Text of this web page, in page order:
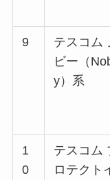
9
テスコム
ビー（
y）系
1
0
テスコム
ロテクト